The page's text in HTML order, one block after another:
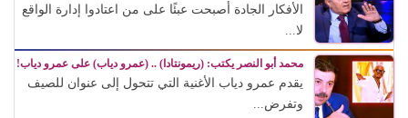
الأفكار الجادة أصبحت عبئًا على من اعتادوا إدارة الواقع
لا...
محمد أبو النصر يكتب: (ريمونتادا) .. (عمرو دياب) على عمرو دياب!
يقدم عمرو دياب الأغنية التي تتحول إلى عنوان للصيف
وتفرض...